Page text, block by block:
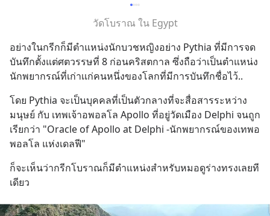
วัดโบราณ ใน Egypt
อย่างในกรีกก็มีตำแหน่งนักบวชหญิงอย่าง Pythia ที่มีการจด
บันทึกตั้งแต่ศตวรรษที่ 8 ก่อนคริสตกาล ซึ่งถือว่าเป็นตำแหน่ง
นักพยากรณ์ที่เก่าเเก่คนหนึ่งของโลกที่มีการบันทึกชื่อไว้..
โดย Pythia จะเป็นบุคคลที่เป็นตัวกลางที่จะสื่อสารระหว่าง
มนุษย์ กับ เทพเจ้าอพอลโล Apollo ที่อยู่วัดเมือง Delphi จนถูก
เรียกว่า "Oracle of Apollo at Delphi -นักพยากรณ์ของเทพอ
พอลโล แห่งเดลฟี"
ก็จะเห็นว่ากรีกโบราณก็มีตำแหน่งสำหรับหมอดูร่างทรงเลยที
เดียว